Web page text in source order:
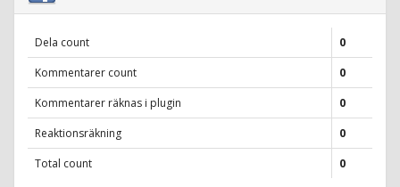
Dela count
0
Kommentarer count
0
Kommentarer räknas i plugin
0
Reaktionsräkning
0
Total count
0